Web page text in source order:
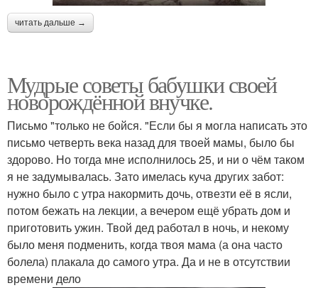
читать дальше →
Мудрые советы бабушки своей
новорождённой внучке.
Письмо "только не бойся. "Если бы я могла написать это
письмо четверть века назад для твоей мамы, было бы
здорово. Но тогда мне исполнилось 25, и ни о чём таком
я не задумывалась. Зато имелась куча других забот:
нужно было с утра накормить дочь, отвезти её в ясли,
потом бежать на лекции, а вечером ещё убрать дом и
приготовить ужин. Твой дед работал в ночь, и некому
было меня подменить, когда твоя мама (а она часто
болела) плакала до самого утра. Да и не в отсутствии
времени дело